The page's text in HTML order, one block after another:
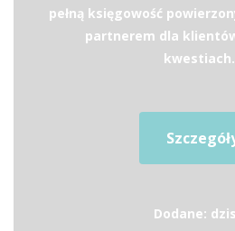
pełną księgowość
partnerem dla
Dodane: